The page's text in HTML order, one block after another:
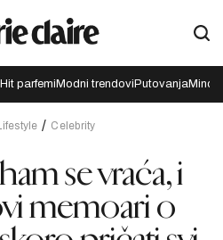
Hit parfemi Modni trendovi Putovanja
Celebrity
se vraća, i
memoari o